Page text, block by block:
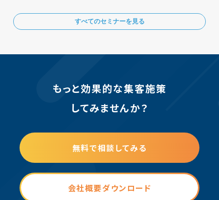
すべてのセミナーを見る
もっと効果的な集客施策
してみませんか？
無料で相談してみる
会社概要ダウンロード